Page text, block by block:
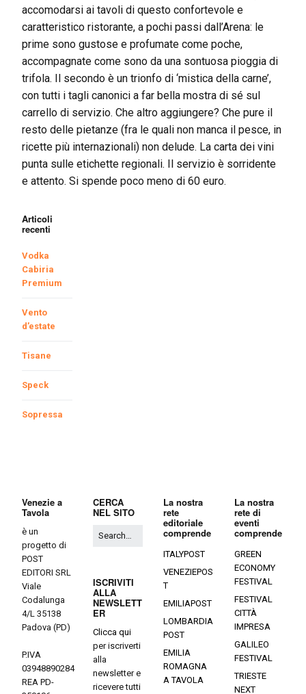
accomodarsi ai tavoli di questo confortevole e
caratteristico ristorante, a pochi passi dall’Arena: le
prime sono gustose e profumate come poche,
accompagnate come sono da una sontuosa pioggia di
trifola. Il secondo è un trionfo di ‘mistica della carne’,
con tutti i tagli canonici a far bella mostra di sé sul
carrello di servizio. Che altro aggiungere? Che pure il
resto delle pietanze (fra le quali non manca il pesce, in
ricette più internazionali) non delude. La carta dei vini
punta sulle etichette regionali. Il servizio è sorridente
e attento. Si spende poco meno di 60 euro.
Articoli
recenti
Vodka
Cabiria
Premium
Vento
d’estate
Tisane
Speck
Sopressa
Venezie a
Tavola
è un
progetto di
POST
EDITORI SRL
Viale
Codalunga
4/L 35138
Padova (PD)
P.IVA
03948890284
REA PD-
CERCA
NEL SITO
ISCRIVITI
ALLA
NEWSLETT
ER
Clicca qui
per iscriverti
alla
newsletter e
ricevere tutti
La nostra
rete
editoriale
comprende
ITALYPOST
VENEZIEPOS
T
EMILIAPOST
LOMBARDIA
POST
EMILIA
ROMAGNA
A TAVOLA
La nostra
rete di
eventi
comprende
GREEN
ECONOMY
FESTIVAL
FESTIVAL
CITTÀ
IMPRESA
GALILEO
FESTIVAL
TRIESTE
NEXT